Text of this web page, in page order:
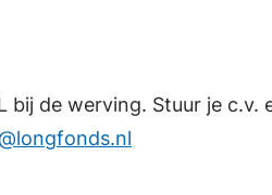
de werving. Stuur je c.v.